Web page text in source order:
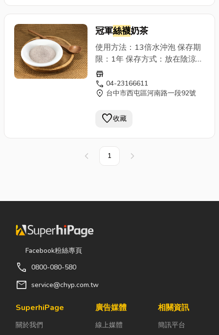
冠軍絲襪奶茶
使用方法：13倍水沖泡 保存期
限：1年 保存方式：放在陰涼乾
燥
store
call 04-23166611
location_on 台中市西屯區河南路一段92號
favorite收藏
上一頁 1 下一頁
Facebook粉絲專頁
call 0800-080-580
mail service@chyp.com.tw
SuperhiPage
關於我們
廣告媒體
線上媒體
相關資訊
簡訊平台